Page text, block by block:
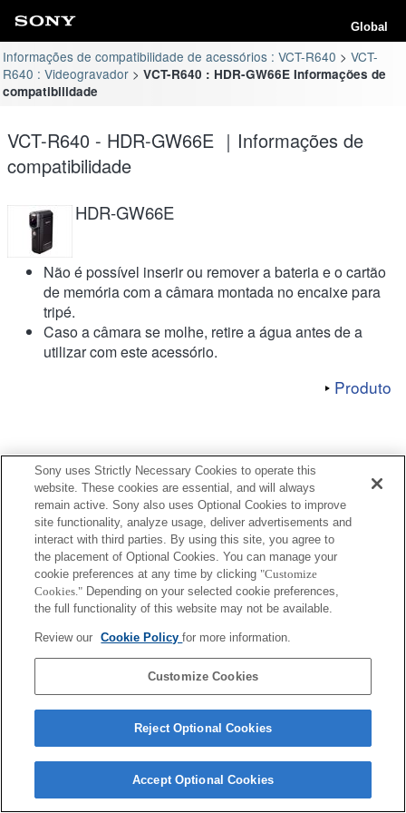
Global
Informações de compatibilidade de acessórios : VCT-R640
VCT-
R640 : Videogravador
VCT-R640 : HDR-GW66E Informações de
compatibilidade
VCT-R640 - HDR-GW66E ｜Informações de
compatibilidade
HDR-GW66E
Não é possível inserir ou remover a bateria e o cartão
de memória com a câmara montada no encaixe para
tripé.
Caso a câmara se molhe, retire a água antes de a
utilizar com este acessório.
Produto
Terms of Use Contact Us
Copyright 2026 Sony Corporation
Sony uses Strictly Necessary Cookies to operate this
website. These cookies are essential, and will always
remain active. Sony also uses Optional Cookies to improve
site functionality, analyze usage, deliver advertisements and
interact with third parties. By using this site, you agree to
the placement of Optional Cookies. You can manage your
cookie preferences at any time by clicking "Customize
Cookies." Depending on your selected cookie preferences,
the full functionality of this website may not be available.
Review our Cookie Policyfor more information.
Customize Cookies
Reject Optional Cookies
Accept Optional Cookies